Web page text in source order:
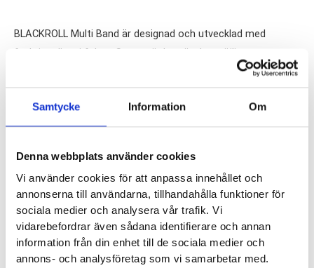
Samtycke Information Om
Denna webbplats använder cookies
Vi använder cookies för att anpassa innehållet och
annonserna till användarna, tillhandahålla funktioner för
sociala medier och analysera vår trafik. Vi
vidarebefordrar även sådana identifierare och annan
information från din enhet till de sociala medier och
annons- och analysföretag som vi samarbetar med.
BLACKROLL Multi Band är designad och utvecklad med
funktionalitet i fokus. Sexton öglor gör det möjligt att
verkligen individualisera träningen och få till perfekta
rörelsemönster. Det här är produkten du väljer om du söker
ett skonsamt, smidigt och anpassningsbart
träningshjälpmedel.
Koordination
Hållning
Användarvänligt
Skonsamt för dina leder